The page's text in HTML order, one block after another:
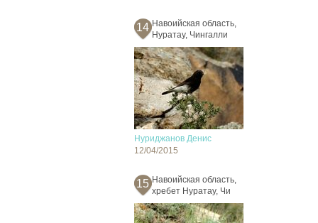
14 Навоийская область,
Нуратау, Чингалли
Нуриджанов Денис
12/04/2015
15 Навоийская область,
хребет Нуратау, Чи